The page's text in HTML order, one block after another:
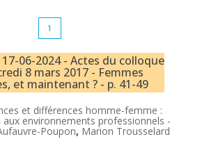
1
17-06-2024 - Actes du colloque
8 mars 2017 - Femmes
et maintenant ? - p. 41-49
et différences homme-femme :
aux environnements professionnels -
Poupon, Marion Trousselard